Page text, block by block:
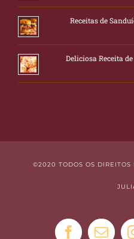
Receitas de
Deliciosa Receita
©2020 TODOS OS DIREITOS